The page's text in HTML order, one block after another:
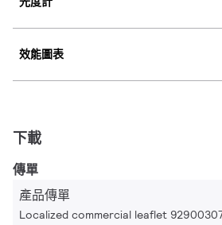
效能圖表
下載
傳單
產品傳單
Localized commercial leaflet